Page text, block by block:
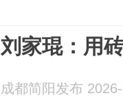
刘家琨：用
成都简阳发布